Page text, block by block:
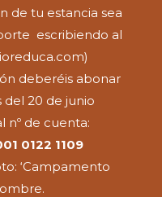
de tu estancia sea
escribiendo al
deberéis abonar
del 20 de junio
nº de cuenta:
0122 1109
‘Campamento